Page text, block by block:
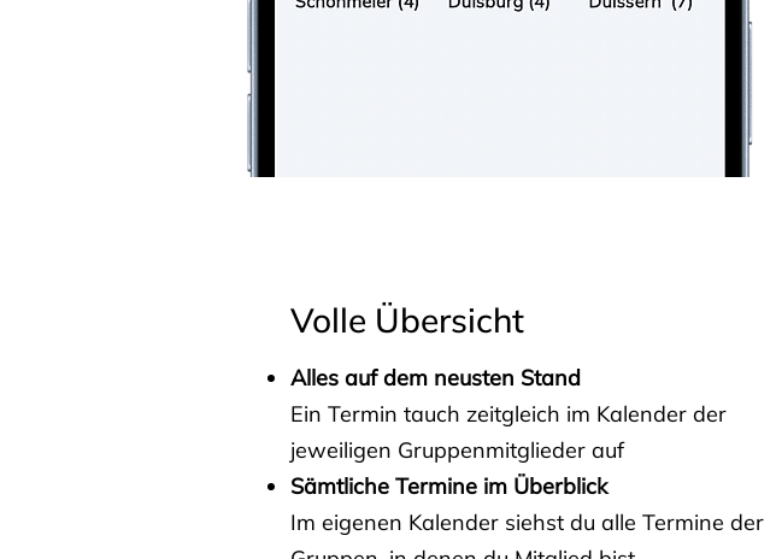
Volle Übersicht
Alles auf dem neusten Stand
Ein Termin tauch zeitgleich im Kalender der
jeweiligen Gruppenmitglieder auf
Sämtliche Termine im Überblick
Im eigenen Kalender siehst du alle Termine der